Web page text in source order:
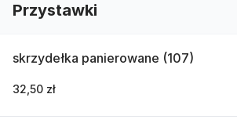
Przystawki
skrzydełka panierowane (107)
32,50 zł